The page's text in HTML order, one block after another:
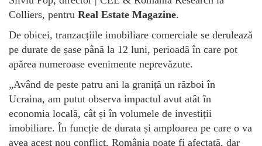
Colliers, pentru Real Estate Magazine.
De obicei, tranzacțiile imobiliare comerciale se derulează
pe durate de șase până la 12 luni, perioadă în care pot
apărea numeroase evenimente neprevăzute.
„Având de peste patru ani la graniță un război în
Ucraina, am putut observa impactul avut atât în
economia locală, cât și în volumele de investiții
imobiliare. În funcție de durata și amploarea pe care o va
avea acest nou conflict, România poate fi afectată, dar